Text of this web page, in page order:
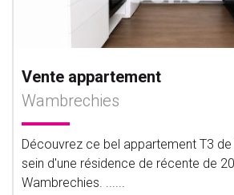
Vente appartement
Wambrechies
Découvrez ce bel appartement T3
sein d'une résidence de récente de
Wambrechies. ......